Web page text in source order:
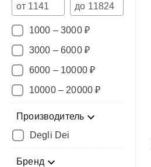
от до
1000 – 3000 ₽
3000 – 6000 ₽
6000 – 10000 ₽
10000 – 20000 ₽
Производитель
Degli Dei
Бренд